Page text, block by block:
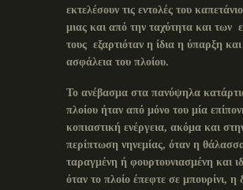
εκτελέσουν τις εντολές του
μιας και από την ταχύτητα και των
τους εξαρτιόταν η ίδια η ύπαρξη και
ασφάλεια του πλοίου.
Το ανέβασμα στα πανύψηλα
πλοίου ήταν από μόνο του μία
κοπιαστική ενέργεια, ακόμα και
περίπτωση νηνεμίας, όταν η
ταραγμένη ή φουρτουνιασμένη και
όταν το πλοίο έπεφτε σε μπουρίνι, η